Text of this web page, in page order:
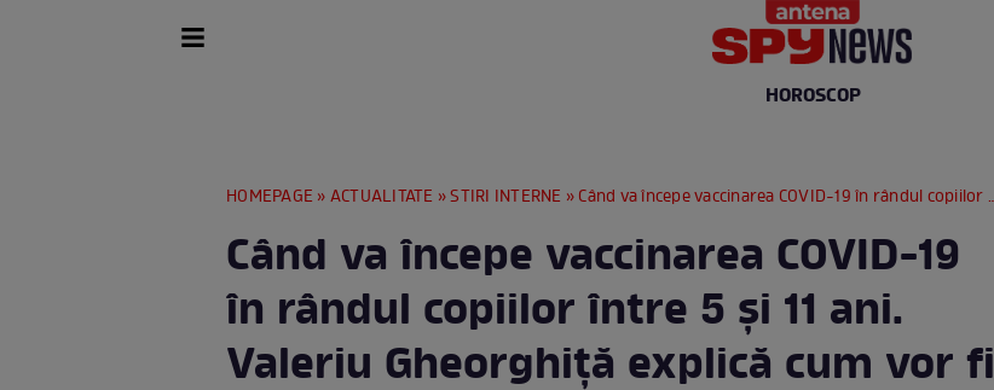
HOROSCOP
HOMEPAGE »ACTUALITATE »STIRI INTERNE » Când va începe vaccinarea COVID-19 în rândul copiilor între 5 și 11 ani. Valeriu Gheorghiță explică cum vor fi imunizați minorii
Când va începe vaccinarea COVID-19
în rândul copiilor între 5 și 11 ani.
Valeriu Gheorghiță explică cum vor fi